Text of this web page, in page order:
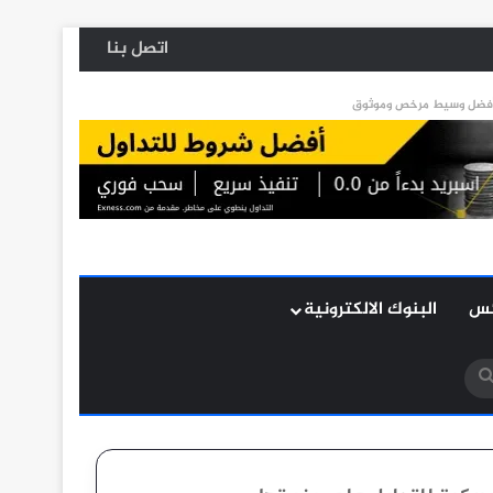
اتصل بنا
البنوك الالكترونية
بحث
عن